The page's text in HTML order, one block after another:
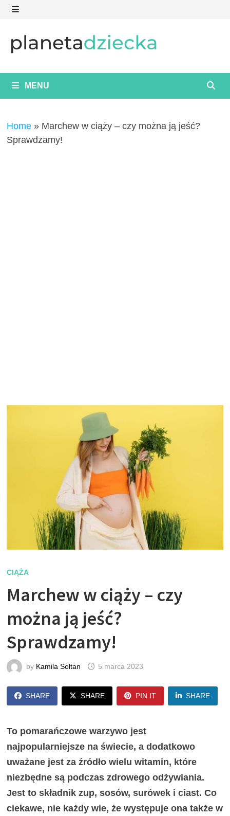
Skip
content
MENU
Home » Marchew w ciąży – czy można ją jeść?
Sprawdzamy!
CIĄŻA
Marchew w ciąży – czy
można ją jeść?
Sprawdzamy!
by Kamila Sołtan 5 marca 2023
SHARE SHARE PIN IT SHARE
To pomarańczowe warzywo jest
najpopularniejsze na świecie, a dodatkowo
uważane jest za źródło wielu witamin, które
niezbędne są podczas zdrowego odżywiania.
Jest to składnik zup, sosów, surówek i ciast. Co
ciekawe, nie każdy wie, że występuje ona także w